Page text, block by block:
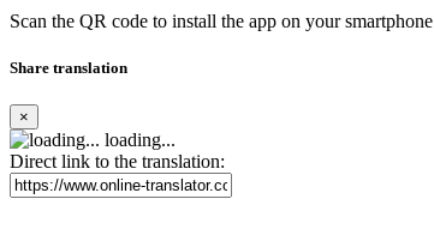
Scan the QR code to install the app on your smartphone
Share translation
×
loading...
Direct link to the translation: